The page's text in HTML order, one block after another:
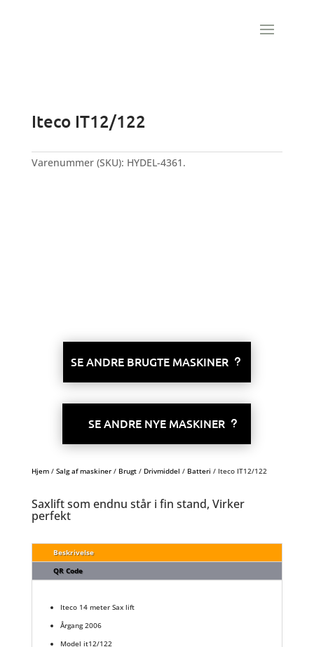
Iteco IT12/122
Varenummer (SKU): HYDEL-4361.
SE ANDRE BRUGTE MASKINER
SE ANDRE NYE MASKINER
Hjem/ Salg af maskiner/ Brugt/ Drivmiddel / Batteri / Iteco IT12/122
Saxlift som endnu står i fin stand, Virker
perfekt
Beskrivelse
QR Code
Iteco 14 meter Sax lift
Årgang 2006
Model it12/122